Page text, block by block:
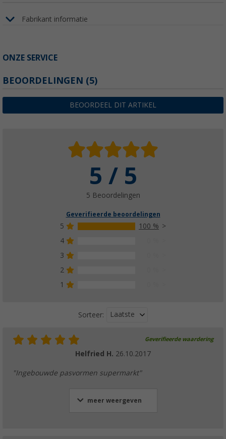
Fabrikant informatie
ONZE SERVICE
BEOORDELINGEN (5)
BEOORDEEL DIT ARTIKEL
5 / 5
5 Beoordelingen
Geverifieerde beoordelingen
5
100 %
4
3
2
1
Sorteer: Laatste
Geverifieerde waardering
Helfried H. 26.10.2017
"Ingebouwde pasvormen supermarkt"
meer weergeven